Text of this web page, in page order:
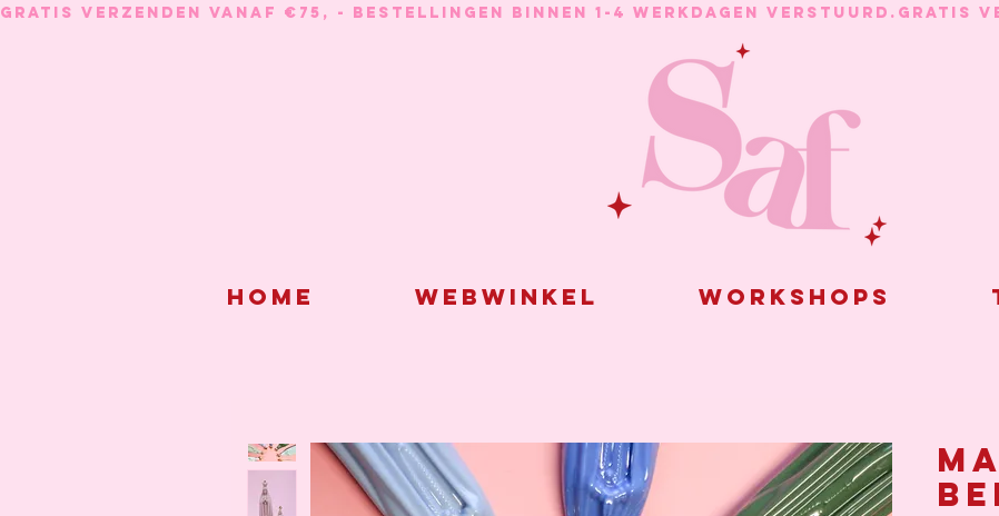
GRATIS VERZENDEN VANAF €75, - BESTELLINGEN BINNEN 1-4 WERKDAGEN VERSTUURD.
Home Webwinkel Workshops